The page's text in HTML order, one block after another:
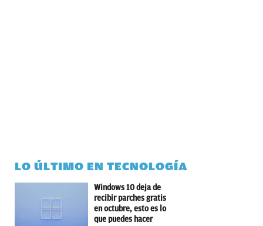
LO ÚLTIMO EN TECNOLOGÍA
Windows 10 deja de
recibir parches gratis
en octubre, esto es lo
que puedes hacer